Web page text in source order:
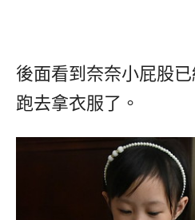
後面看到奈奈小屁股
跑去拿衣服了。